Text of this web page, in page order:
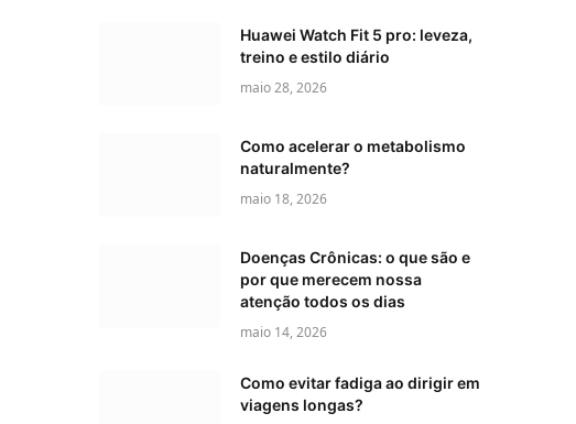
Huawei Watch Fit 5 pro: leveza,
treino e estilo diário
maio 28, 2026
Como acelerar o metabolismo
naturalmente?
maio 18, 2026
Doenças Crônicas: o que são e
por que merecem nossa
atenção todos os dias
maio 14, 2026
Como evitar fadiga ao dirigir em
viagens longas?